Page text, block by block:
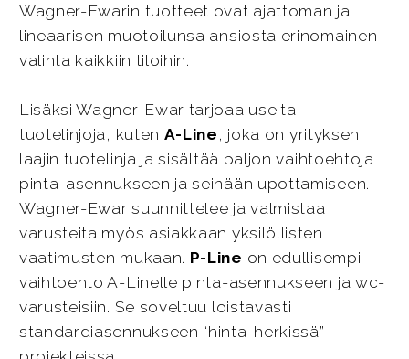
Wagner-Ewarin tuotteet ovat ajattoman ja
lineaarisen muotoilunsa ansiosta erinomainen
valinta kaikkiin tiloihin.
Lisäksi Wagner-Ewar tarjoaa useita
tuotelinjoja, kuten A-Line , joka on yrityksen
laajin tuotelinja ja sisältää paljon vaihtoehtoja
pinta-asennukseen ja seinään upottamiseen.
Wagner-Ewar suunnittelee ja valmistaa
varusteita myös asiakkaan yksilöllisten
vaatimusten mukaan. P-Line on edullisempi
vaihtoehto A-Linelle pinta-asennukseen ja wc-
varusteisiin. Se soveltuu loistavasti
standardiasennukseen “hinta-herkissä”